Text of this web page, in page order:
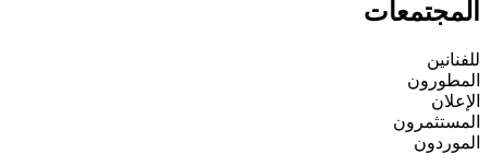
المجتمعات
للفنانين
المطورون
الإعلان
المستثمرون
الموردون